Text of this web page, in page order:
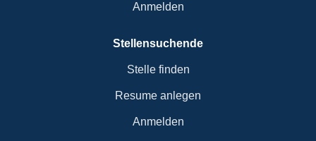
Anmelden
Stellensuchende
Stelle finden
Resume anlegen
Anmelden